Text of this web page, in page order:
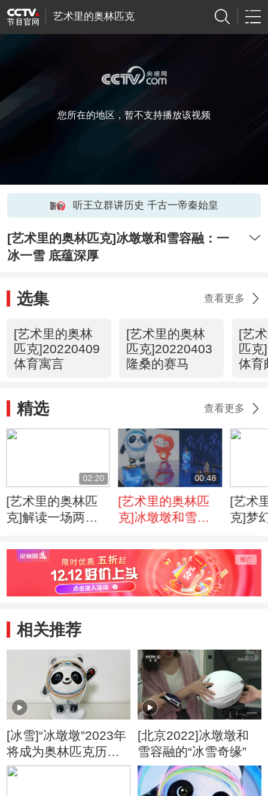
艺术里的奥林匹克
您所在的地区，暂不支持播放该视频
听王立群讲历史 千古一帝秦始皇
[艺术里的奥林匹克]冰墩墩和雪容融：一
冰一雪 底蕴深厚
选集 查看更多
[艺术里的奥林
匹克]20220409
体育寓言
[艺术里的奥林
匹克]20220403
隆桑的赛马
[艺
匹克
体育
精选 查看更多
02:20
[艺术里的奥林匹
克]解读一场两百
00:48
[艺术里的奥林匹
克]冰墩墩和雪容
蕴深厚
[艺术
克]梦
相关推荐
[冰雪]“冰墩墩”2023年
将成为奥林匹克历史
知识产权
[北京2022]冰墩墩和
雪容融的“冰雪奇缘”